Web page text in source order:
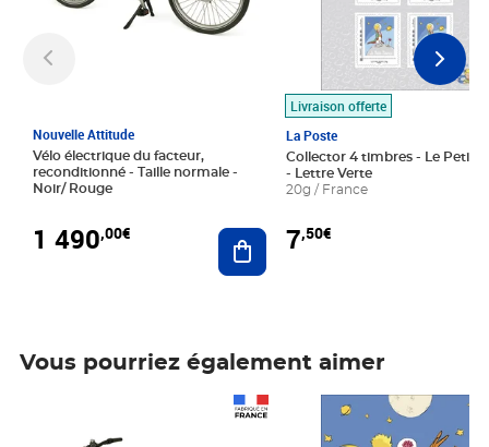
Nouvelle Attitude
Vélo électrique du facteur,
reconditionné - Taille normale -
Noir/ Rouge
1 490,00€ Ajouter au panier
Livraison offerte
La Poste
Collector 4 timbres - Le Petit
- Lettre Verte
20g / France
7,50€
Vous pourriez également aimer
Prix 7,50€